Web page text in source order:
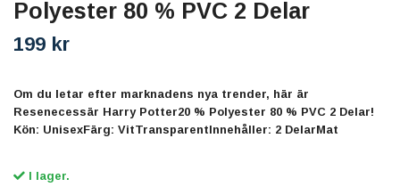
Polyester 80 % PVC 2 Delar
199 kr
Om du letar efter marknadens nya trender, här är
Resenecessär Harry Potter20 % Polyester 80 % PVC 2 Delar!
Kön: UnisexFärg: VitTransparentInnehåller: 2 DelarMat
I lager.